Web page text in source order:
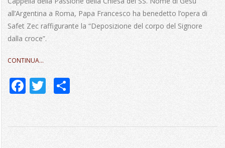
all’Argentina a Roma, Papa Francesco ha benedetto l’opera di
Safet Zec raffigurante la “Deposizione del corpo del Signore
dalla croce”.
CONTINUA…
Facebook
Twitter